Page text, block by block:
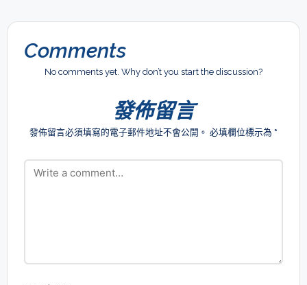
Comments
No comments yet. Why don’t you start the discussion?
發佈留言
發佈留言必須填寫的電子郵件地址不會公開。 必填欄位標示為 *